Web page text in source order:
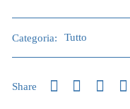
Categoria: Tutto
Share